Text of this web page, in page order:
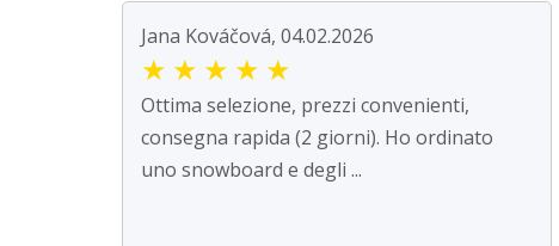
Jana Kováčová, 04.02.2026
★ ★ ★ ★ ★
Ottima selezione, prezzi convenienti,
consegna rapida (2 giorni). Ho ordinato
uno snowboard e degli ...